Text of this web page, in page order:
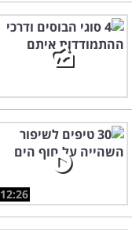
12:26